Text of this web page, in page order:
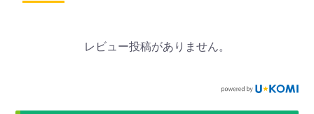
レビュー投稿がありません。